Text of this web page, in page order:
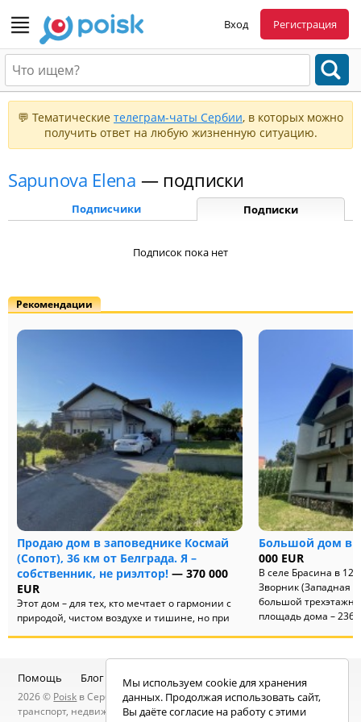
Вход Регистрация
💬 Тематические телеграм-чаты Сербии, в которых можно
получить ответ на любую жизненную ситуацию.
Sapunova Elena — подписки
Подписчики Подписки
Подписок пока нет
Рекомендации
Продаю дом в заповеднике Космай
(Сопот), 36 км от Белграда. Я –
собственник, не риэлтор!— 370 000
EUR
Этот дом – для тех, кто мечтает о гармонии с
природой, чистом воздухе и тишине, но при
Большой дом в
000 EUR
В селе Брасина в 12
Зворник (Западная
большой
площадь дома – 236
Помощь Блог Telegram-канал Чат
2026 © Poisk в Сербии — услуги специалистов, объявления:
транспорт, недвижимость, электроника, мебель, работа и
Мы используем cookie для хранения
данных. Продолжая использовать сайт,
Вы даёте согласие на работу с этими